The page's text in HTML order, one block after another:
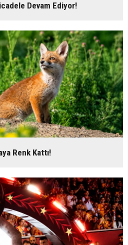
Devam Ediyor!
Renk Kattı!